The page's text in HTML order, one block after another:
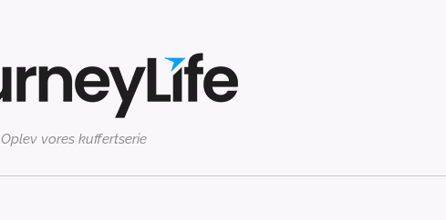
Oplev vores kuffertserie